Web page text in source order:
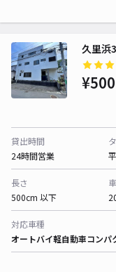
久里浜
貸出時間
24時間営業
長さ
500cm 以下
対応車種
オートバイ軽自動車コンパ